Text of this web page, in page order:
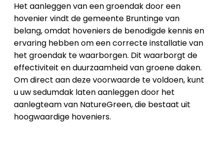
Het aanleggen van een groendak door een
hovenier vindt de gemeente Bruntinge van
belang, omdat hoveniers de benodigde kennis en
ervaring hebben om een correcte installatie van
het groendak te waarborgen. Dit waarborgt de
effectiviteit en duurzaamheid van groene daken.
Om direct aan deze voorwaarde te voldoen, kunt
u uw sedumdak laten aanleggen door het
aanlegteam van NatureGreen, die bestaat uit
hoogwaardige hoveniers.